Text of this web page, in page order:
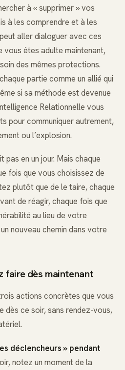
à « supprimer » vos
à les comprendre et à les
aller dialoguer avec ces
vous êtes adulte maintenant,
des mêmes protections.
partie comme un allié qui
si sa méthode est devenue
Relationnelle vous
pour communiquer autrement,
ou l’explosion.
pas en un jour. Mais chaque
fois que vous choisissez de
plutôt que de le taire, chaque
de réagir, chaque fois que
au lieu de votre
nouveau chemin dans votre
faire dès maintenant
actions concrètes que vous
ce soir, sans rendez-vous,
déclencheurs » pendant
notez un moment de la